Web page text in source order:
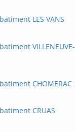
LES VANS
VILLENEUVE-
CHOMERAC
CRUAS